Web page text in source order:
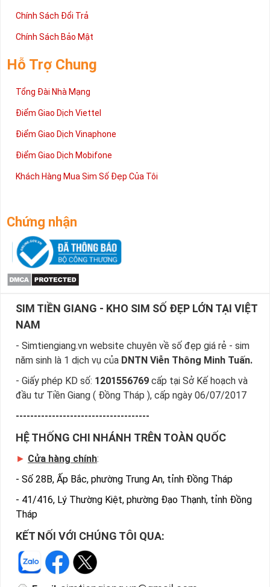
Chính Sách Đổi Trả
Chính Sách Bảo Mật
Hỗ Trợ Chung
Tổng Đài Nhà Mạng
Điểm Giao Dịch Viettel
Điểm Giao Dịch Vinaphone
Điểm Giao Dịch Mobifone
Khách Hàng Mua Sim Số Đẹp Của Tôi
Chứng nhận
SIM TIỀN GIANG - KHO SIM SỐ ĐẸP LỚN TẠI VIỆT
NAM
- Simtiengiang.vn website chuyên về số đẹp giá rẻ - sim
năm sinh là 1 dịch vụ của DNTN Viễn Thông Minh Tuấn.
- Giấy phép KD số: 1201556769 cấp tại Sở Kế hoạch và
đầu tư Tiền Giang ( Đồng Tháp ), cấp ngày 06/07/2017
-------------------------------------
HỆ THỐNG CHI NHÁNH TRÊN TOÀN QUỐC
► Cửa hàng chính:
- Số 28B, Ấp Bắc, phường Trung An, tỉnh Đồng Tháp
- 41/416, Lý Thường Kiệt, phường Đạo Thạnh, tỉnh Đồng
Tháp
KẾT NỐI VỚI CHÚNG TÔI QUA: